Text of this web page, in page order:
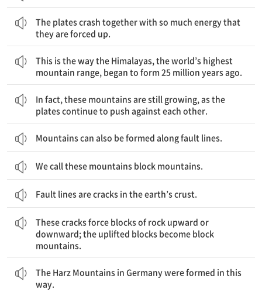
The plates crash together with so much energy that
they are forced up.
This is the way the Himalayas, the world’s highest
mountain range, began to form 25 million years ago.
In fact, these mountains are still growing, as the
plates continue to push against each other.
Mountains can also be formed along fault lines.
We call these mountains block mountains.
Fault lines are cracks in the earth’s crust.
These cracks force blocks of rock upward or
downward; the uplifted blocks become block
mountains.
The Harz Mountains in Germany were formed in this
way.